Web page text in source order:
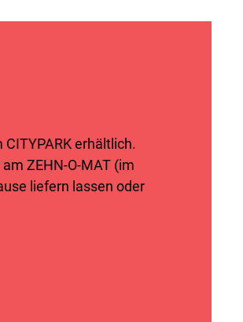
erhältlich.
ZEHN-O-MAT (im
liefern lassen oder